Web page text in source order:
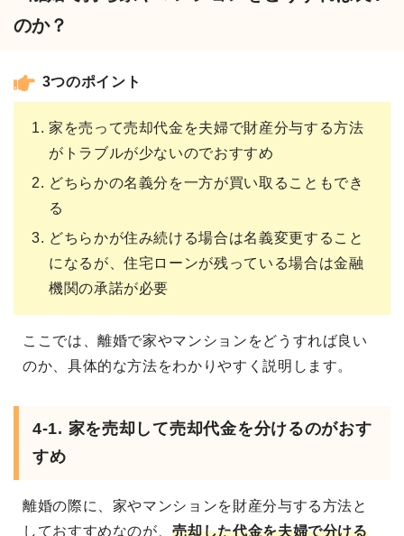
のか？
3つのポイント
家を売って売却代金を夫婦で財産分与する方法
がトラブルが少ないのでおすすめ
どちらかの名義分を一方が買い取ることもでき
る
どちらかが住み続ける場合は名義変更すること
になるが、住宅ローンが残っている場合は金融
機関の承諾が必要
ここでは、離婚で家やマンションをどうすれば良い
のか、具体的な方法をわかりやすく説明します。
4-1. 家を売却して売却代金を分けるのがおす
すめ
離婚の際に、家やマンションを財産分与する方法と
しておすすめなのが、売却した代金を夫婦で分ける